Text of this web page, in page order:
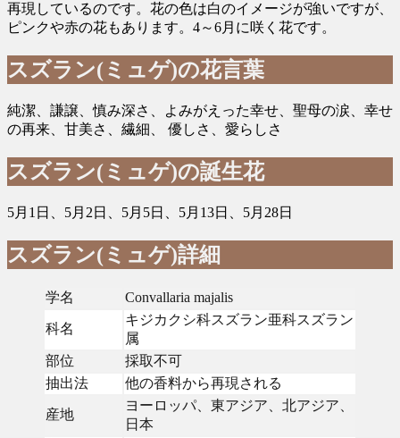
再現しているのです。花の色は白のイメージが強いですが、
ピンクや赤の花もあります。4～6月に咲く花です。
スズラン(ミュゲ)の花言葉
純潔、謙譲、慎み深さ、よみがえった幸せ、聖母の涙、幸せ
の再来、甘美さ、繊細、 優しさ、愛らしさ
スズラン(ミュゲ)の誕生花
5月1日、5月2日、5月5日、5月13日、5月28日
スズラン(ミュゲ)詳細
学名 Convallaria majalis
科名
キジカクシ科スズラン亜科スズラン
属
部位
採取不可
抽出法
他の香料から再現される
産地
ヨーロッパ、東アジア、北アジア、
日本